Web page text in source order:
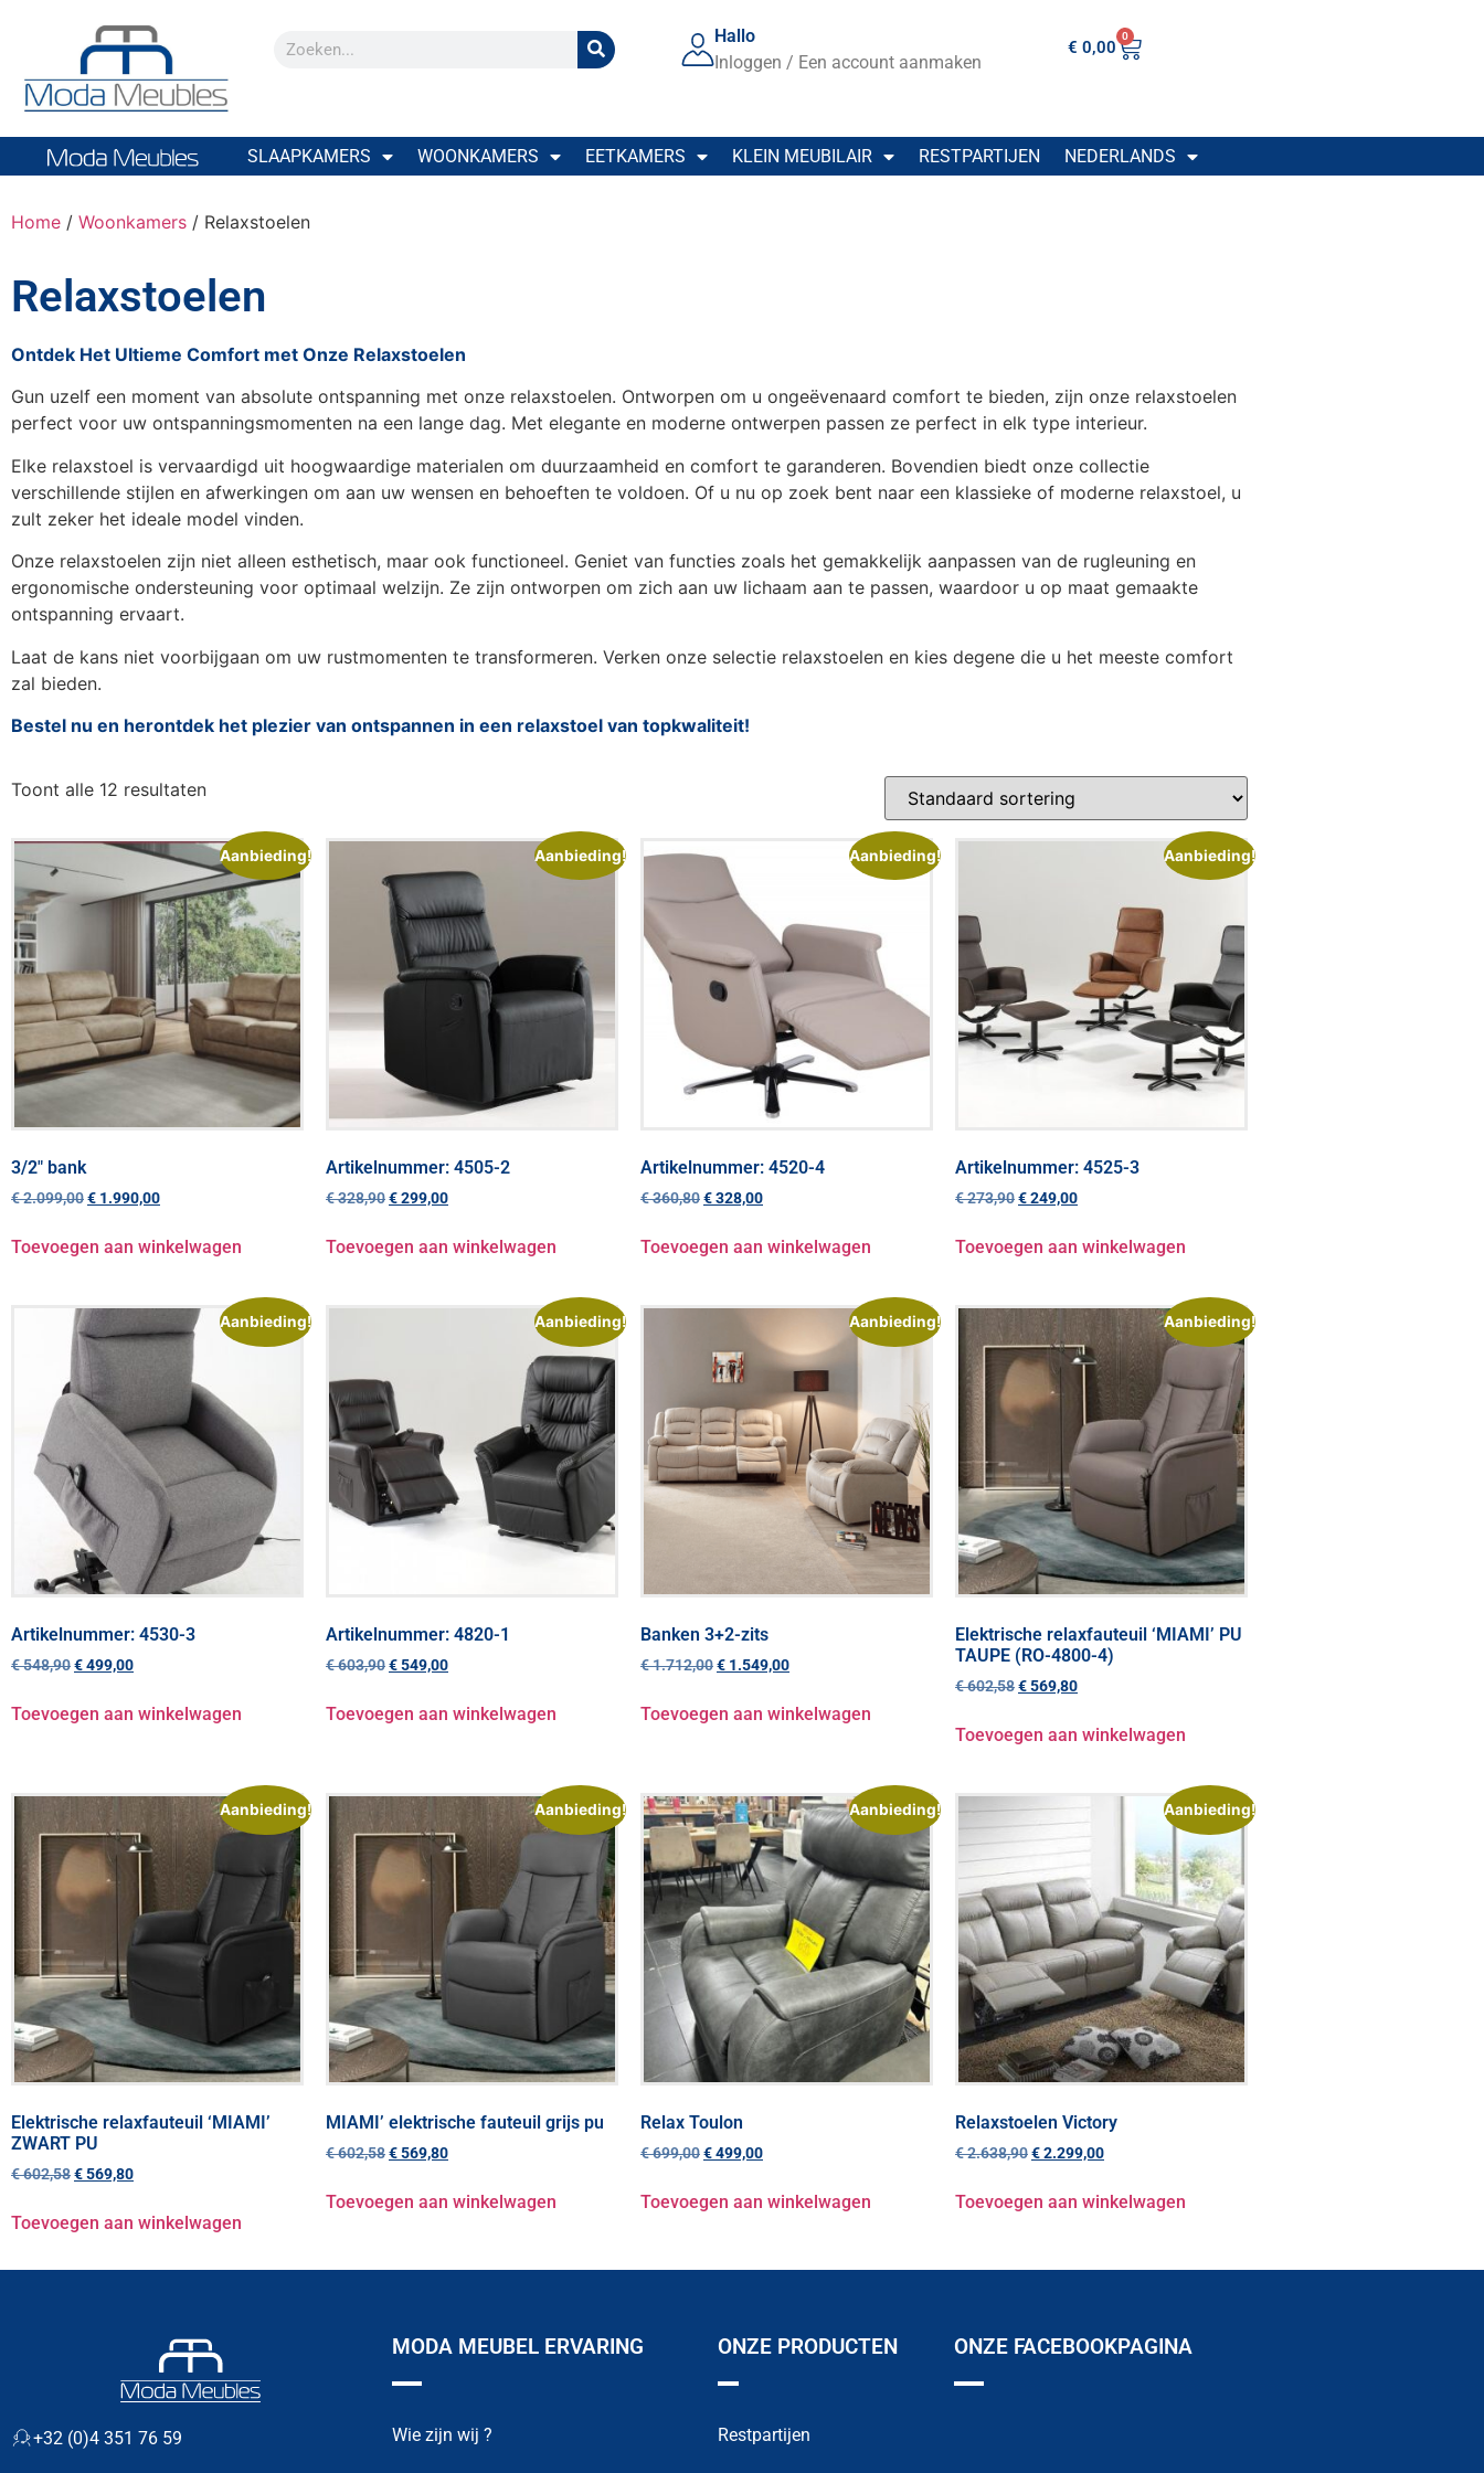
Hallo
Inloggen / Een account aanmaken
€ 0,00
0
SLAAPKAMERS WOONKAMERS EETKAMERS KLEIN MEUBILAIR RESTPARTIJEN NEDERLANDS
Home / Woonkamers / Relaxstoelen
Relaxstoelen
Ontdek Het Ultieme Comfort met Onze Relaxstoelen
Gun uzelf een moment van absolute ontspanning met onze relaxstoelen. Ontworpen om u ongeëvenaard comfort te bieden, zijn onze relaxstoelen
perfect voor uw ontspanningsmomenten na een lange dag. Met elegante en moderne ontwerpen passen ze perfect in elk type interieur.
Elke relaxstoel is vervaardigd uit hoogwaardige materialen om duurzaamheid en comfort te garanderen. Bovendien biedt onze collectie
verschillende stijlen en afwerkingen om aan uw wensen en behoeften te voldoen. Of u nu op zoek bent naar een klassieke of moderne relaxstoel, u
zult zeker het ideale model vinden.
Onze relaxstoelen zijn niet alleen esthetisch, maar ook functioneel. Geniet van functies zoals het gemakkelijk aanpassen van de rugleuning en
ergonomische ondersteuning voor optimaal welzijn. Ze zijn ontworpen om zich aan uw lichaam aan te passen, waardoor u op maat gemaakte
ontspanning ervaart.
Laat de kans niet voorbijgaan om uw rustmomenten te transformeren. Verken onze selectie relaxstoelen en kies degene die u het meeste comfort
zal bieden.
Bestel nu en herontdek het plezier van ontspannen in een relaxstoel van topkwaliteit!
Toont alle 12 resultaten
Aanbieding!
3/2″ bank
€2.099,00€ 1.990,00
Toevoegen aan winkelwagen
Aanbieding!
Artikelnummer: 4505-2
€328,90€299,00
Toevoegen aan winkelwagen
Aanbieding!
Artikelnummer: 4520-4
€360,80€328,00
Toevoegen aan winkelwagen
Aanbieding!
Artikelnummer: 4525-3
€273,90€249,00
Toevoegen aan winkelwagen
Aanbieding!
Artikelnummer: 4530-3
€548,90€499,00
Toevoegen aan winkelwagen
Aanbieding!
Artikelnummer: 4820-1
€603,90€549,00
Toevoegen aan winkelwagen
Aanbieding!
Banken 3+2-zits
€1.712,00€ 1.549,00
Toevoegen aan winkelwagen
Aanbieding!
Elektrische relaxfauteuil ‘MIAMI’ PU
TAUPE (RO-4800-4)
€602,58€569,80
Toevoegen aan winkelwagen
Aanbieding!
Elektrische relaxfauteuil ‘MIAMI’
ZWART PU
€602,58€569,80
Toevoegen aan winkelwagen
Aanbieding!
MIAMI’ elektrische fauteuil grijs pu
€602,58€569,80
Toevoegen aan winkelwagen
Aanbieding!
Relax Toulon
€699,00€499,00
Toevoegen aan winkelwagen
Aanbieding!
Relaxstoelen Victory
€2.638,90€2.299,00
Toevoegen aan winkelwagen
+32 (0)4 351 76 59
MODA MEUBEL ERVARING
Wie zijn wij ?
ONZE PRODUCTEN
Restpartijen
ONZE FACEBOOKPAGINA